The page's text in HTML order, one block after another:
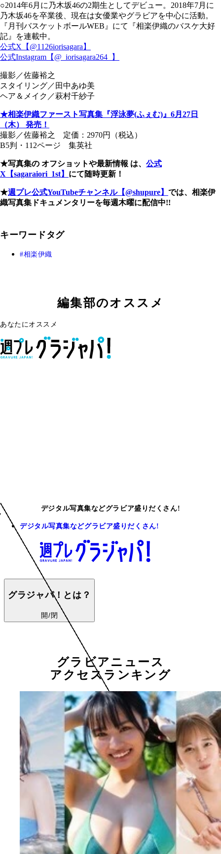
○2014年6月に乃木坂46の2期生としてデビュー。2018年7月に
乃木坂46を卒業後、現在は女優業やグラビアを中心に活動。
『月刊バスケットボールWEB』にて『相楽伊織のバスケ大好
記』を連載中。
公式X【@1126iorisagara】
公式Instagram【@_iorisagara264_】
撮影／佐藤裕之
スタイリング／田中あゆ美
ヘア＆メイク／萩村千紗子
★相楽伊織ファースト写真集『浮泳夢(ふぇむ)』6月27日
（木） 発売！
撮影／佐藤裕之 定価：2970円（税込）
B5判・112ページ 集英社
★写真集の オフショットや最新情報 は、 公式
X【sagaraiori_1st】 にて随時更新！
★週プレ公式YouTubeチャンネル【@shupure】 では、相楽伊
織写真集ドキュメンタリーを毎週木曜に配信中!!
キーワードタグ
相楽伊織
編集部のオススメ
あなたにオススメ
デジタル写真集などグラビア盛りだくさん!
デジタル写真集などグラビア盛りだくさん!
グラジャパ！とは？
開/閉
グラビアニュース
アクセスランキング